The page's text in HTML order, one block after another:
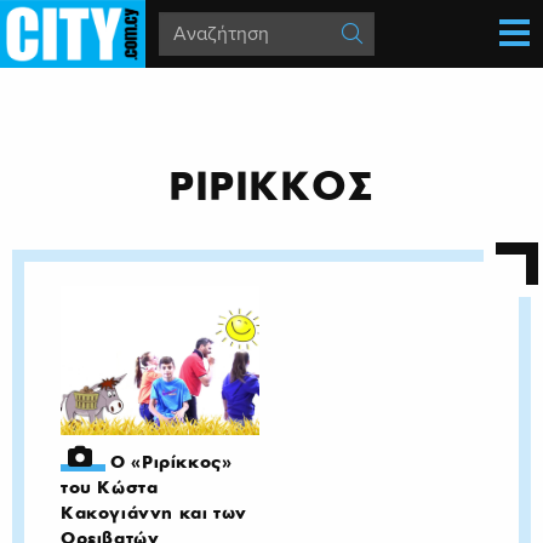
ΡΙΡΙΚΚΟΣ
Ο «Ριρίκκος»
του Κώστα
Κακογιάννη και των
Ορειβατών